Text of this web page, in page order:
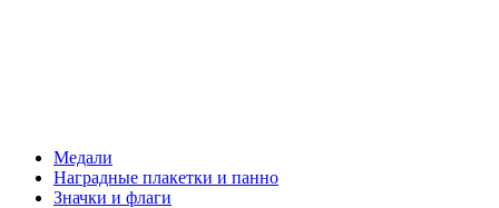
Медали
Наградные плакетки и панно
Значки и флаги